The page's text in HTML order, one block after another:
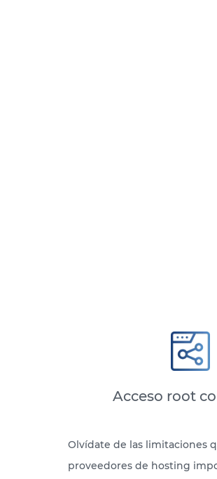
Acceso root
Olvídate de las limitaciones
proveedores de hosting